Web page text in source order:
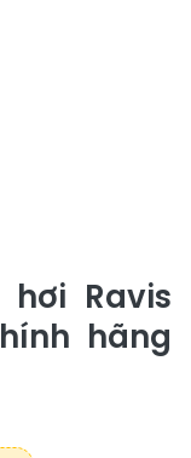
Ravis
hãng